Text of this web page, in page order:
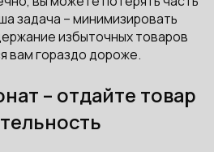
задача – минимизировать
избыточных товаров
вам гораздо дороже.
– отдайте товар